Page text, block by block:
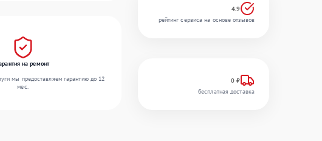
на ремонт
мы предоставляем гарантию до 12
мес.
4.9
рейтинг сервиса на основе отзывов
0 ₽
бесплатная доставка